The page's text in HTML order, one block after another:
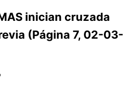
inician cruzada
(Página 7, 02-03-